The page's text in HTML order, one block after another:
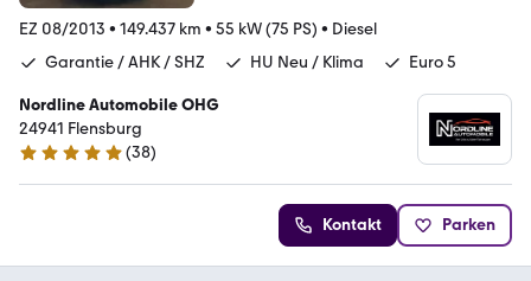
EZ 08/2013 • 149.437 km • 55 kW (75 PS) • Diesel
Garantie / AHK / SHZ
HU Neu / Klima Euro 5
Nordline Automobile OHG
24941 Flensburg
4.9 Sterne
(38)
Kontakt Parken